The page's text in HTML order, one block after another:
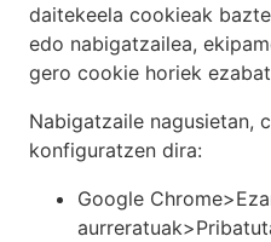
daitekeela cookieak
edo nabigatzailea,
gero cookie horiek
Nabigatzaile nagusietan,
konfiguratzen dira:
Google